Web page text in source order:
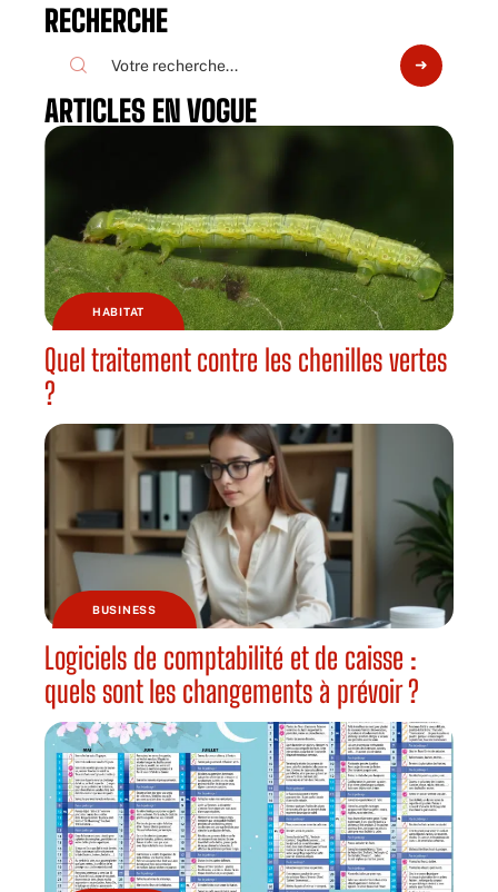
RECHERCHE
ARTICLES EN VOGUE
HABITAT
Quel traitement contre les chenilles vertes
?
BUSINESS
Logiciels de comptabilité et de caisse :
quels sont les changements à prévoir ?